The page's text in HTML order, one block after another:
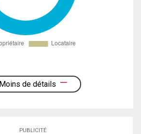
Moins de détails
PUBLICITÉ